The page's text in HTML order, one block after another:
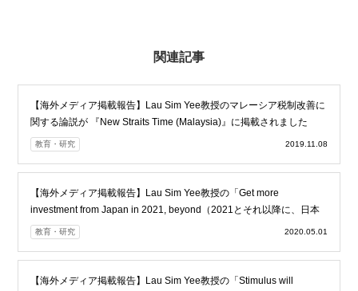
関連記事
【海外メディア掲載報告】Lau Sim Yee教授のマレーシア税制改善に
関する論説が 『New Straits Time (Malaysia)』に掲載されました
教育・研究 2019.11.08
【海外メディア掲載報告】Lau Sim Yee教授の「Get more
investment from Japan in 2021, beyond（2021とそれ以降に、日本
からの投資を増やす」論説が海外メディアに掲載されました
教育・研究 2020.05.01
【海外メディア掲載報告】Lau Sim Yee教授の「Stimulus will